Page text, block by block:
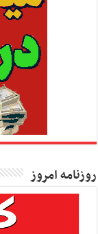
روزنامه امروز